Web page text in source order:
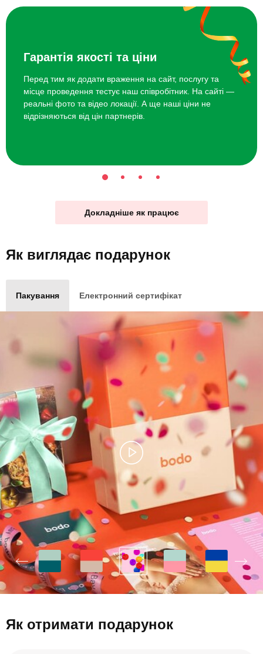
Гарантія якості та ціни
Перед тим як додати враження на сайт, послугу та
місце проведення тестує наш співробітник. На сайті —
реальні фото та відео локації. А ще наші ціни не
відрізняються від цін партнерів.
Докладніше як працює
Як виглядає подарунок
Пакування Електронний сертифікат
Як отримати подарунок